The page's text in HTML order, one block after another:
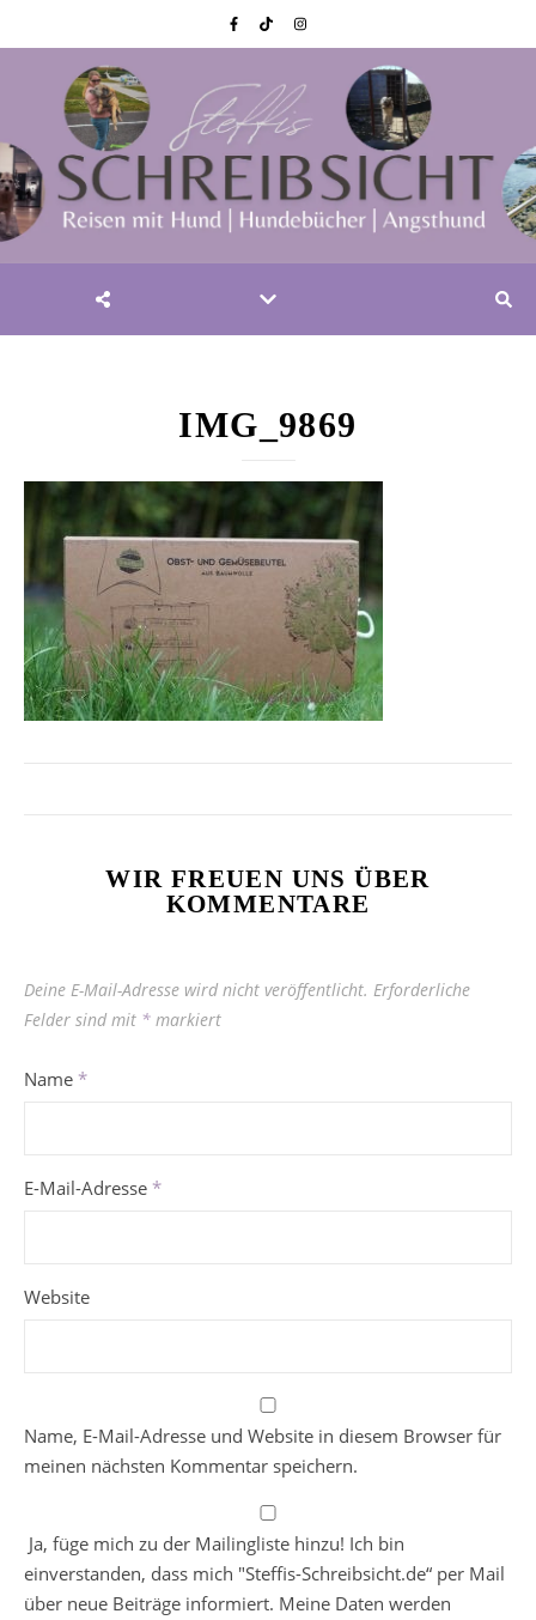
IMG_9869
WIR FREUEN UNS ÜBER
KOMMENTARE
Deine E-Mail-Adresse wird nicht veröffentlicht. Erforderliche
Felder sind mit * markiert
Name *
E-Mail-Adresse *
Website
Name, E-Mail-Adresse und Website in diesem Browser für
meinen nächsten Kommentar speichern.
Ja, füge mich zu der Mailingliste hinzu! Ich bin
einverstanden, dass mich "Steffis-Schreibsicht.de“ per Mail
über neue Beiträge informiert. Meine Daten werden